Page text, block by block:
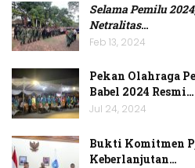
Selama Pemilu
Netralitas…
Feb 13, 2024
Pekan Olahraga
Babel 2024 Resmi…
Jul 24, 2024
Bukti Komitmen
Keberlanjutan…